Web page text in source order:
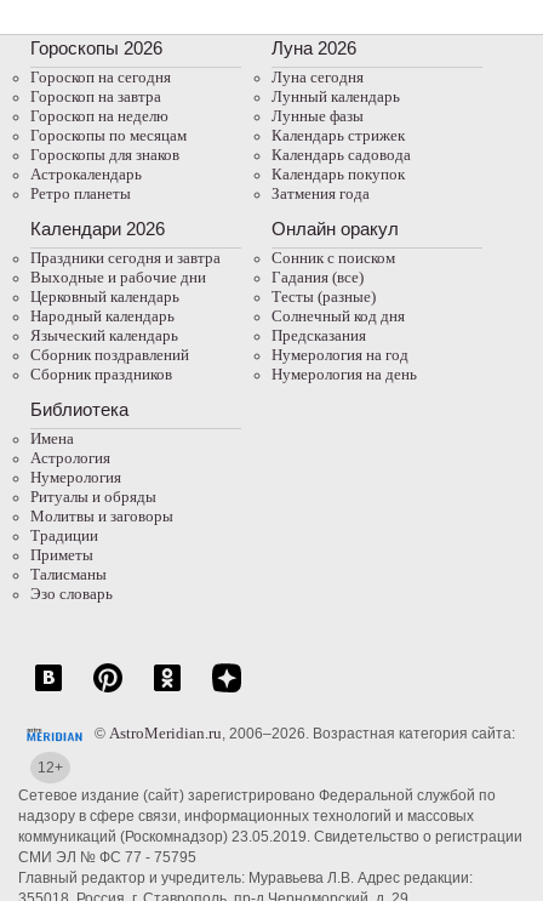
Гороскопы 2026
Гороскоп на сегодня
Гороскоп на завтра
Гороскоп на неделю
Гороскопы по месяцам
Гороскопы для знаков
Астрокалендарь
Ретро планеты
Луна 2026
Луна сегодня
Лунный календарь
Лунные фазы
Календарь стрижек
Календарь садовода
Календарь покупок
Затмения года
Календари 2026
Праздники сегодня и завтра
Выходные и рабочие дни
Церковный календарь
Народный календарь
Языческий календарь
Сборник поздравлений
Сборник праздников
Онлайн оракул
Cонник с поиском
Гадания (все)
Тесты (разные)
Солнечный код дня
Предсказания
Нумерология на год
Нумерология на день
Библиотека
Имена
Астрология
Нумерология
Ритуалы и обряды
Молитвы и заговоры
Традиции
Приметы
Талисманы
Эзо словарь
© AstroMeridian.ru, 2006–2026. Возрастная категория сайта:
12+
Сетевое издание (сайт) зарегистрировано Федеральной службой по
надзору в сфере связи, информационных технологий и массовых
коммуникаций (Роскомнадзор) 23.05.2019. Свидетельство о регистрации
СМИ ЭЛ № ФС 77 - 75795
Главный редактор и учредитель: Муравьева Л.В. Адрес редакции: